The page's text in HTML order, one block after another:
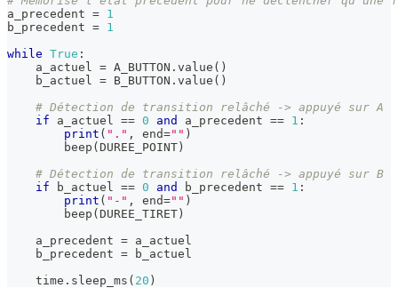
a_precedent = 1
b_precedent = 1
while True :
    a_actuel
= A_BUTTON . value ( )
    b_actuel
= B_BUTTON . value ( )
# Détection de transition relâché -> appuyé sur A
if a_actuel == 0 and a_precedent == 1 :
print ( "." , end="" )
        beep
( DUREE_POINT )
# Détection de transition relâché -> appuyé sur B
if b_actuel == 0 and b_precedent == 1 :
print ( "-" , end="" )
        beep
( DUREE_TIRET )
    a_precedent
= a_actuel
    b_precedent
= b_actuel
    time
. sleep_ms ( 20 )